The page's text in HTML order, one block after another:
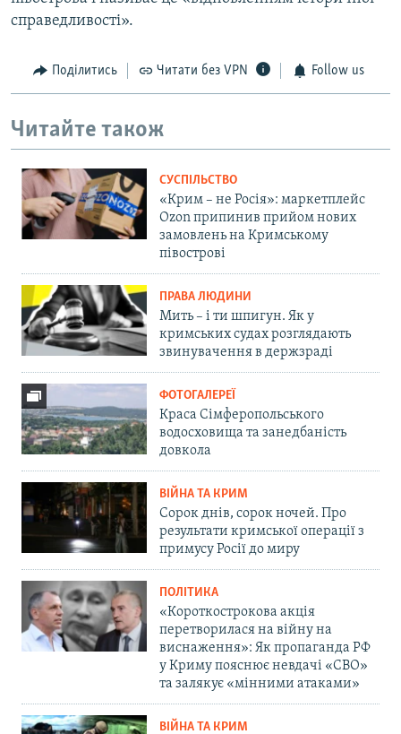
справедливості».
Поділитись Читати без VPN Follow us
Читайте також
СУСПІЛЬСТВО
«Крим – не Росія»: маркетплейс
Ozon припинив прийом нових
замовлень на Кримському
півострові
ПРАВА ЛЮДИНИ
Мить – і ти шпигун. Як у
кримських судах розглядають
звинувачення в держзраді
ФОТОГАЛЕРЕЇ
Краса Сімферопольського
водосховища та занедбаність
довкола
ВІЙНА ТА КРИМ
Сорок днів, сорок ночей. Про
результати кримської операції з
примусу Росії до миру
ПОЛІТИКА
«Короткострокова акція
перетворилася на війну на
виснаження»: Як пропаганда РФ
у Криму пояснює невдачі «СВО»
та залякує «мінними атаками»
ВІЙНА ТА КРИМ